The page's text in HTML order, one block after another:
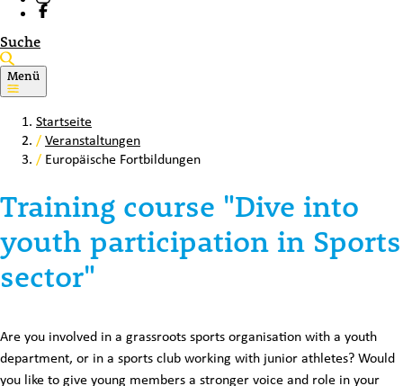
Suche
Menü
Startseite
/Veranstaltungen
/ Europäische Fortbildungen
Training course "Dive into
youth participation in Sports
sector"
Are you involved in a grassroots sports organisation with a youth
department, or in a sports club working with junior athletes? Would
you like to give young members a stronger voice and role in your